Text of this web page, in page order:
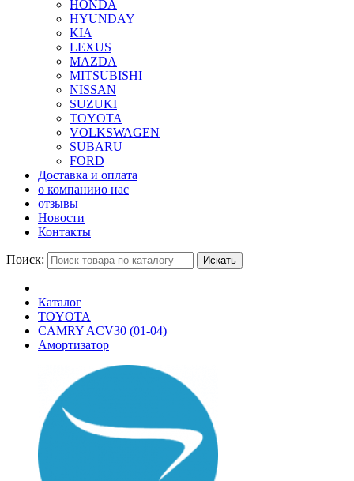
HONDA
HYUNDAY
KIA
LEXUS
MAZDA
MITSUBISHI
NISSAN
SUZUKI
TOYOTA
VOLKSWAGEN
SUBARU
FORD
Доставка и оплата
о компаниио нас
отзывы
Новости
Контакты
Поиск: Искать
Каталог
TOYOTA
CAMRY ACV30 (01-04)
Амортизатор